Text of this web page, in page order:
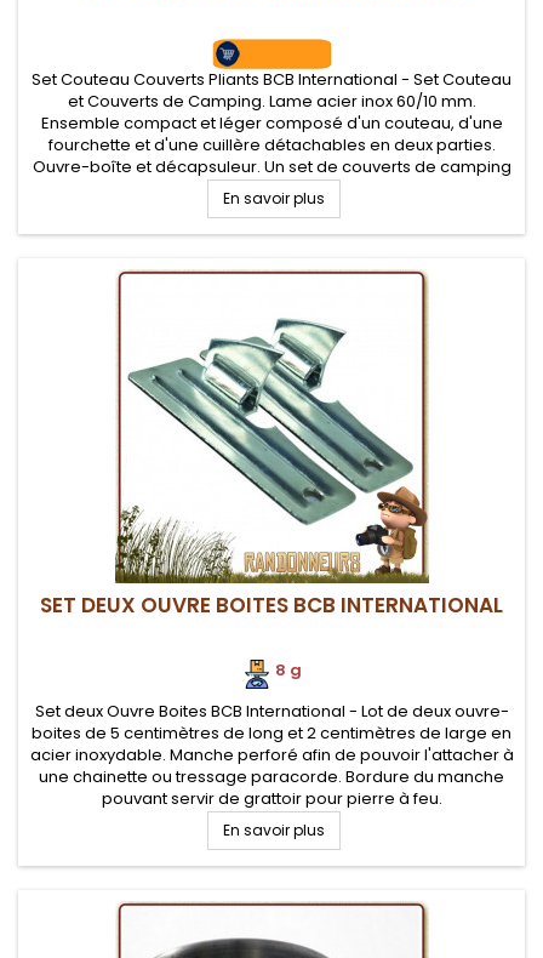
Set Couteau Couverts Pliants BCB International - Set Couteau
et Couverts de Camping. Lame acier inox 60/10 mm.
Ensemble compact et léger composé d'un couteau, d'une
fourchette et d'une cuillère détachables en deux parties.
Ouvre-boîte et décapsuleur. Un set de couverts de camping
ultra léger pour les randonneurs.
En savoir plus
SET DEUX OUVRE BOITES BCB INTERNATIONAL
8 g
Set deux Ouvre Boites BCB International - Lot de deux ouvre-
boites de 5 centimètres de long et 2 centimètres de large en
acier inoxydable. Manche perforé afin de pouvoir l'attacher à
une chainette ou tressage paracorde. Bordure du manche
pouvant servir de grattoir pour pierre à feu.
En savoir plus